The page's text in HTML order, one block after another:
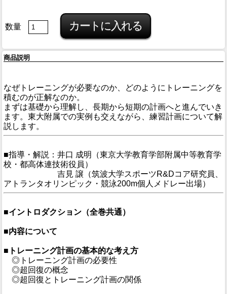
数量
商品説明
なぜトレーニングが必要なのか、どのようにトレーニングを
積むのが正解なのか。
まずは基礎から理解し、長期から短期の計画へと進んでいき
ます。東大附属での実例も交えながら、練習計画について解
説します。
■指導・解説：井口 成明（東京大学教育学部附属中等教育学
校・都高体連技術役員）
吉見 譲（筑波大学スポーツR&Dコア研究員、
アトランタオリンピック・競泳200m個人メドレー出場）
■イントロダクション（全巻共通）
■内容について
■トレーニング計画の基本的な考え方
◎トレーニング計画の必要性
◎超回復の概念
◎超回復とトレーニング計画の関係